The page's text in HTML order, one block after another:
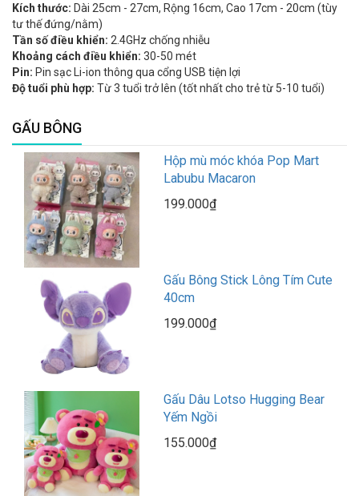
Kích thước: Dài 25cm - 27cm, Rộng 16cm, Cao 17cm - 20cm (tùy
tư thế đứng/nằm)
Tần số điều khiển: 2.4GHz chống nhiễu
Khoảng cách điều khiển: 30-50 mét
Pin: Pin sạc Li-ion thông qua cổng USB tiện lợi
Độ tuổi phù hợp: Từ 3 tuổi trở lên (tốt nhất cho trẻ từ 5-10 tuổi)
GẤU BÔNG
Hộp mù móc khóa Pop Mart
Labubu Macaron
199.000₫
Gấu Bông Stick Lông Tím Cute
40cm
199.000₫
Gấu Dâu Lotso Hugging Bear
Yếm Ngồi
155.000₫